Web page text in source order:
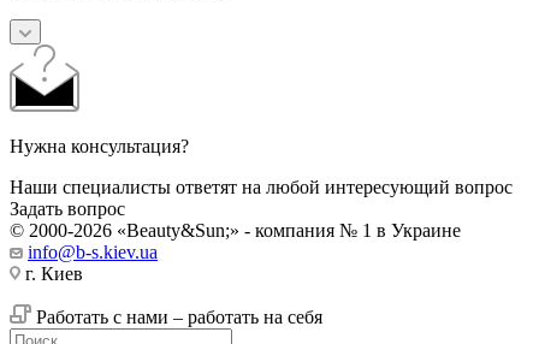
Нужна консультация?
Наши специалисты ответят на любой интересующий вопрос
Задать вопрос
© 2000-2026 «Beauty&Sun;» - компания № 1 в Украине
info@b-s.kiev.ua
г. Киев
Работать с нами – работать на себя